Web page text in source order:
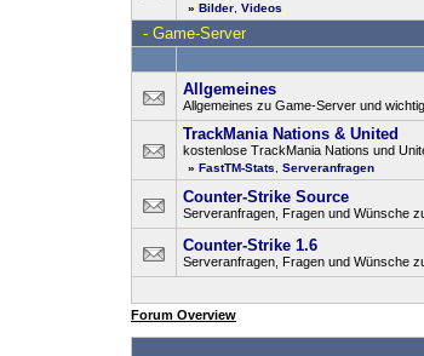
» Bilder Videos
- Game-Server
Allgemeines
Allgemeines zu Game-Server und
TrackMania Nations & United
kostenlose TrackMania Nations und
» FastTM-Stats Serveranfragen
Counter-Strike Source
Serveranfragen, Fragen und Wünsche
Counter-Strike 1.6
Serveranfragen, Fragen und Wünsche
Forum Overview